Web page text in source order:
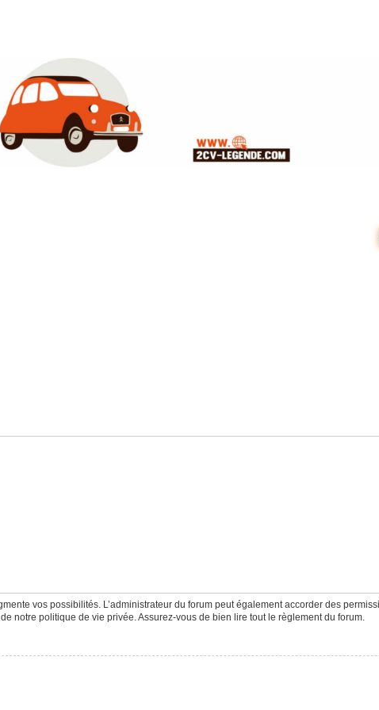
vos possibilités. L’administrateur du forum peut également accorder des
notre politique de vie privée. Assurez-vous de bien lire tout le règlement du forum.